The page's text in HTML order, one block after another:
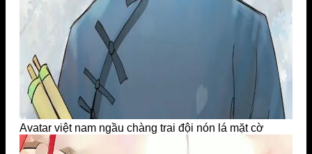
Avatar việt nam ngầu chàng trai đội nón lá mặt cờ